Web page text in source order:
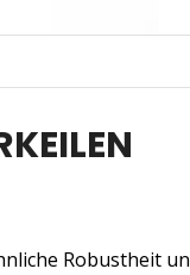
Robustheit